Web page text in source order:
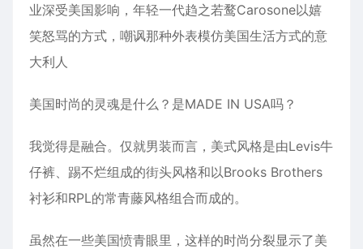
业深受美国影响，年轻一代趋之若鹜Carosone以嬉
笑怒骂的方式，嘲讽那种外表模仿美国生活方式的意
大利人
美国时尚的灵魂是什么？是MADE IN USA吗？
我觉得是融合。仅就男装而言，美式风格是由Levis牛
仔裤、踢不烂组成的街头风格和以Brooks Brothers
衬衫和RPL的常青藤风格组合而成的。
虽然在一些美国愤青眼里，这样的时尚分裂显示了美